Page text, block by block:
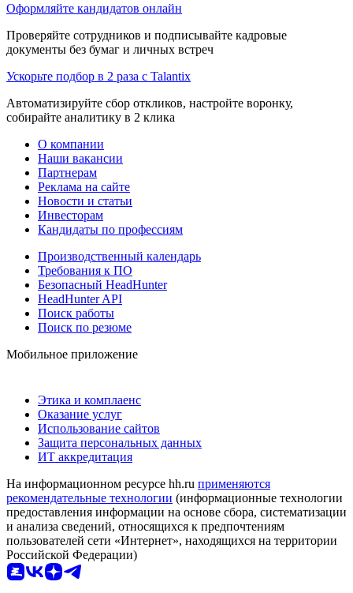
Оформляйте кандидатов онлайн
Проверяйте сотрудников и подписывайте кадровые
документы без бумаг и личных встреч
Ускорьте подбор в 2 раза с Talantix
Автоматизируйте сбор откликов, настройте воронку,
собирайте аналитику в 2 клика
О компании
Наши вакансии
Партнерам
Реклама на сайте
Новости и статьи
Инвесторам
Кандидаты по профессиям
Производственный календарь
Требования к ПО
Безопасный HeadHunter
HeadHunter API
Поиск работы
Поиск по резюме
Мобильное приложение
Этика и комплаенс
Оказание услуг
Использование сайтов
Защита персональных данных
ИТ аккредитация
На информационном ресурсе hh.ru применяются
рекомендательные технологии (информационные технологии
предоставления информации на основе сбора, систематизации
и анализа сведений, относящихся к предпочтениям
пользователей сети «Интернет», находящихся на территории
Российской Федерации)